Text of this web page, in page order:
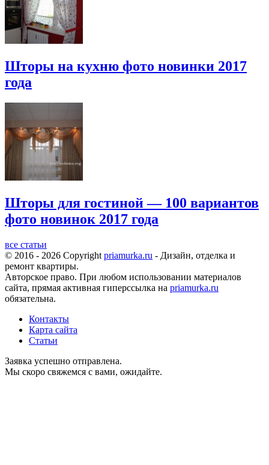
Шторы на кухню фото новинки 2017
года
Шторы для гостиной — 100 вариантов
фото новинок 2017 года
все статьи
© 2016 - 2026 Copyright priamurka.ru - Дизайн, отделка и
ремонт квартиры.
Авторское право. При любом использовании материалов
сайта, прямая активная гиперссылка на priamurka.ru
обязательна.
Контакты
Карта сайта
Статьи
Заявка успешно отправлена.
Мы скоро свяжемся с вами, ожидайте.